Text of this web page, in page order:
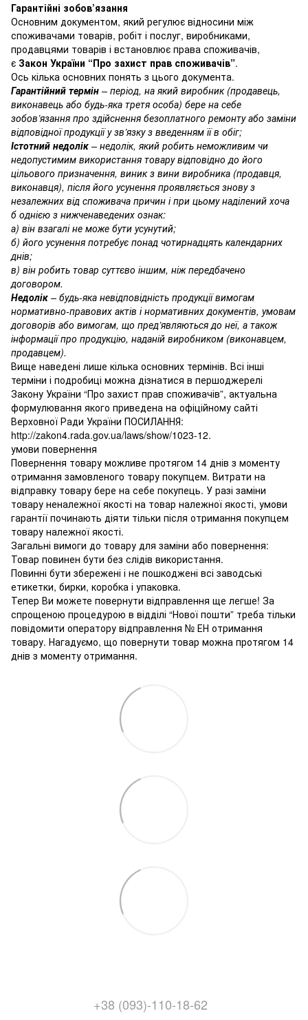
Гарантійні зобов’язання
Основним документом, який регулює відносини між
споживачами товарів, робіт і послуг, виробниками,
продавцями товарів і встановлює права споживачів,
є Закон України “Про захист прав споживачів”.
Ось кілька основних понять з цього документа.
Гарантійний термін – період, на який виробник (продавець,
виконавець або будь-яка третя особа) бере на себе
зобов’язання про здійснення безоплатного ремонту або заміни
відповідної продукції у зв’язку з введенням її в обіг;
Істотний недолік – недолік, який робить неможливим чи
недопустимим використання товару відповідно до його
цільового призначення, виник з вини виробника (продавця,
виконавця), після його усунення проявляється знову з
незалежних від споживача причин і при цьому наділений хоча
б однією з нижченаведених ознак:
а) він взагалі не може бути усунутий;
б) його усунення потребує понад чотирнадцять календарних
днів;
в) він робить товар суттєво іншим, ніж передбачено
договором.
Недолік – будь-яка невідповідність продукції вимогам
нормативно-правових актів і нормативних документів, умовам
договорів або вимогам, що пред’являються до неї, а також
інформації про продукцію, наданій виробником (виконавцем,
продавцем).
Вище наведені лише кілька основних термінів. Всі інші
терміни і подробиці можна дізнатися в першоджерелі
Закону України “Про захист прав споживачів”, актуальна
формулювання якого приведена на офіційному сайті
Верховної Ради України ПОСИЛАННЯ:
http://zakon4.rada.gov.ua/laws/show/1023-12.
умови повернення
Повернення товару можливе протягом 14 днів з моменту
отримання замовленого товару покупцем. Витрати на
відправку товару бере на себе покупець. У разі заміни
товару неналежної якості на товар належної якості, умови
гарантії починають діяти тільки після отримання покупцем
товару належної якості.
Загальні вимоги до товару для заміни або повернення:
Товар повинен бути без слідів використання.
Повинні бути збережені і не пошкоджені всі заводські
етикетки, бирки, коробка і упаковка.
Тепер Ви можете повернути відправлення ще легше! За
спрощеною процедурою в відділі “Нової пошти” треба тільки
повідомити оператору відправлення № ЕН отримання
товару. Нагадуємо, що повернути товар можна протягом 14
днів з моменту отримання.
+38 (093)-110-18-62